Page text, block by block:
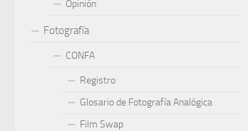
Opinión
Fotografía
CONFA
Registro
Glosario de Fotografía Analógica
Film Swap